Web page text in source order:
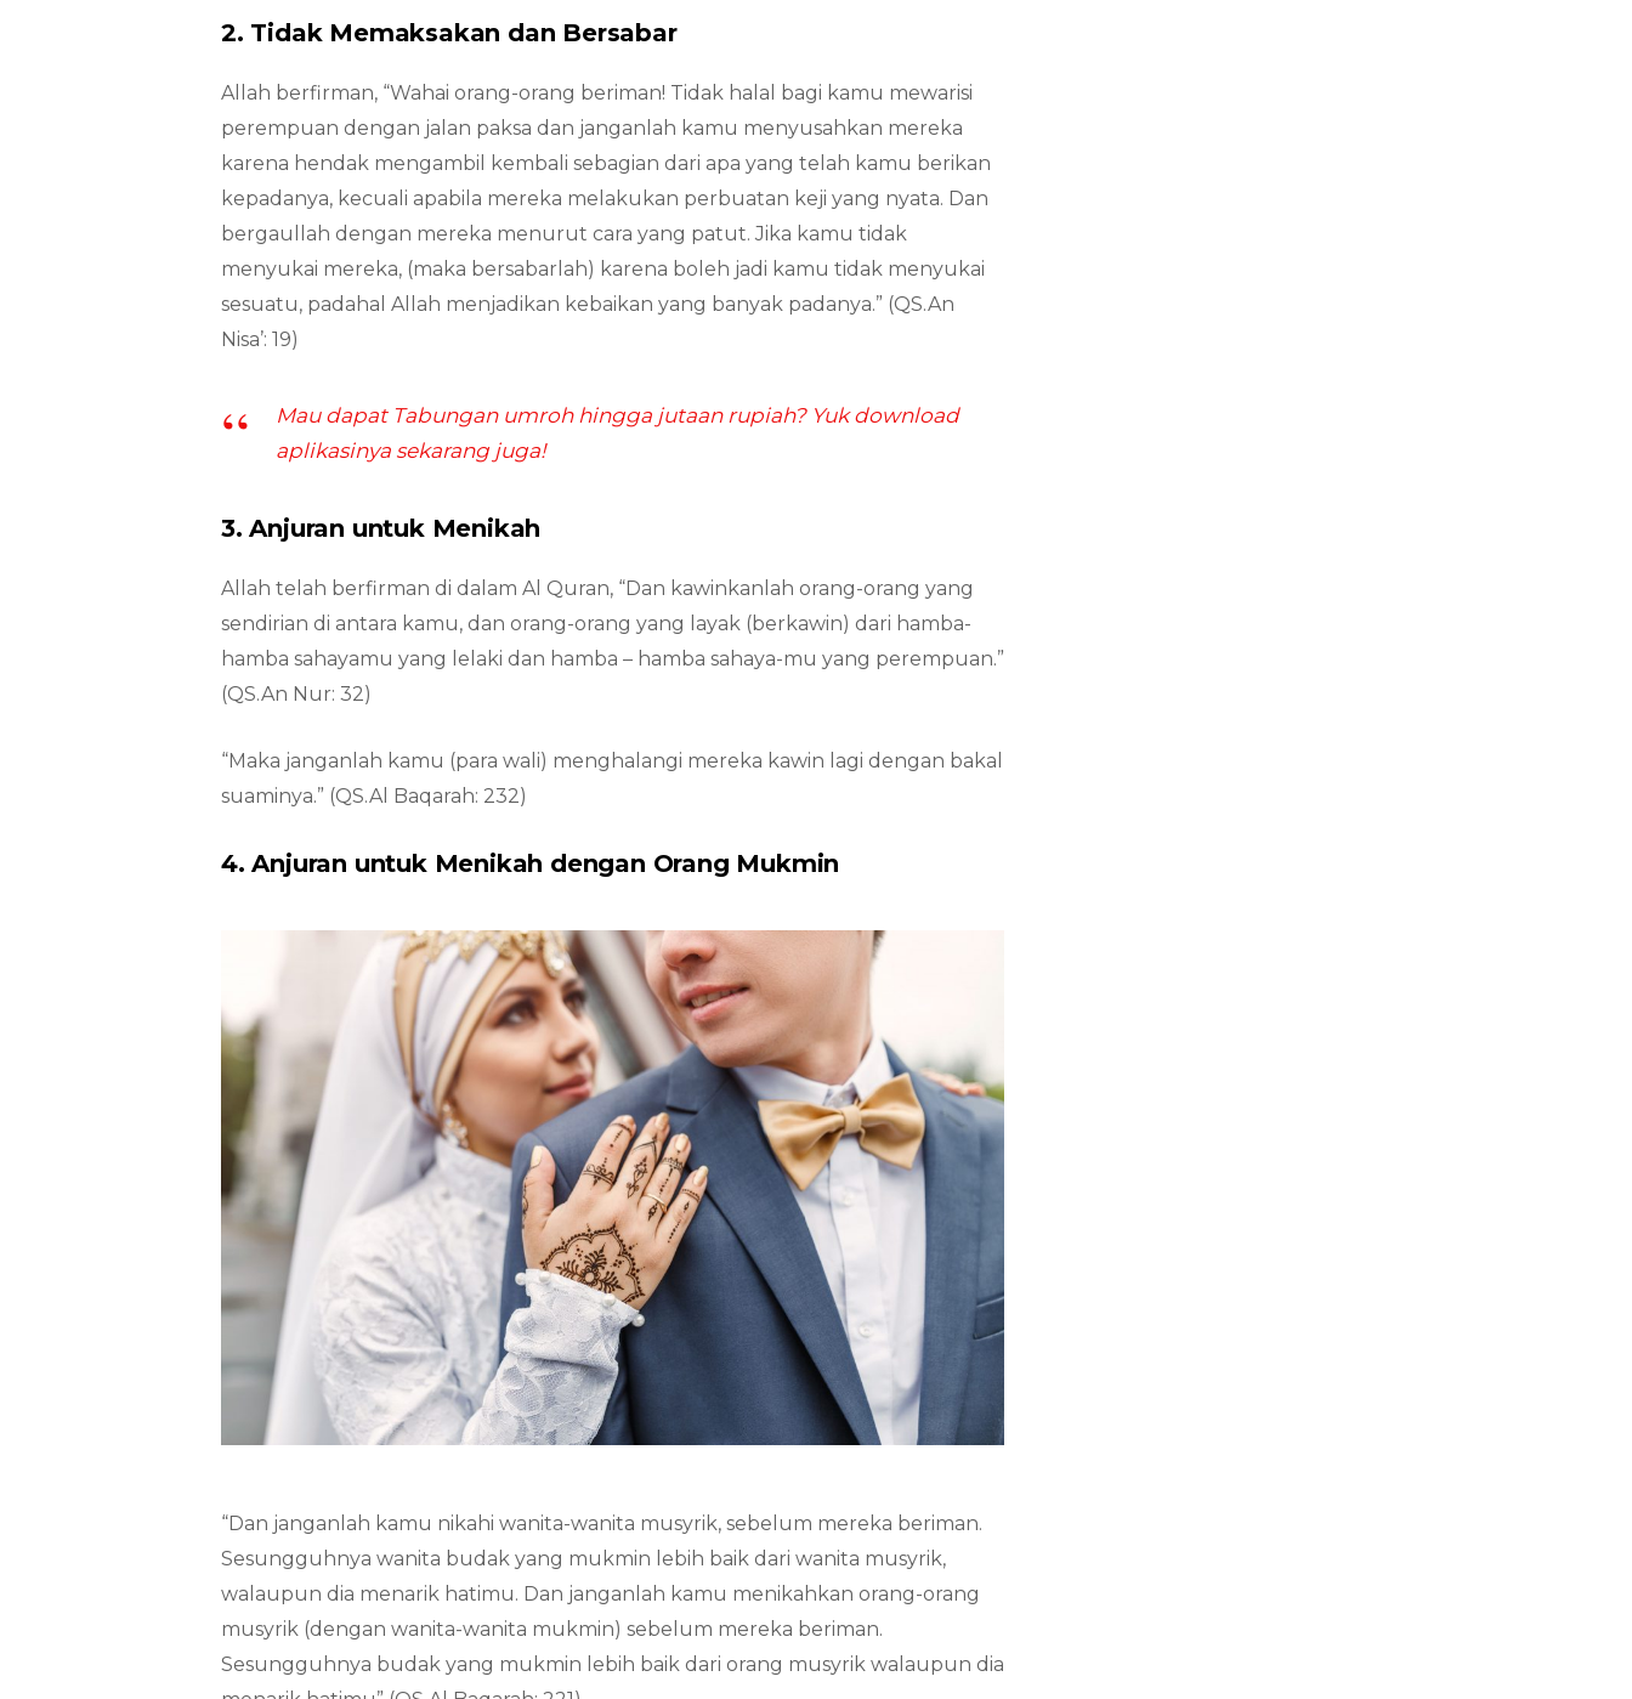
2. Tidak Memaksakan dan Bersabar
Allah berfirman, “Wahai orang-orang beriman! Tidak halal bagi kamu mewarisi
perempuan dengan jalan paksa dan janganlah kamu menyusahkan mereka
karena hendak mengambil kembali sebagian dari apa yang telah kamu berikan
kepadanya, kecuali apabila mereka melakukan perbuatan keji yang nyata. Dan
bergaullah dengan mereka menurut cara yang patut. Jika kamu tidak
menyukai mereka, (maka bersabarlah) karena boleh jadi kamu tidak menyukai
sesuatu, padahal Allah menjadikan kebaikan yang banyak padanya.” (QS.An
Nisa’: 19)
Mau dapat Tabungan umroh hingga jutaan rupiah? Yuk download
aplikasinya sekarang juga!
3. Anjuran untuk Menikah
Allah telah berfirman di dalam Al Quran, “Dan kawinkanlah orang-orang yang
sendirian di antara kamu, dan orang-orang yang layak (berkawin) dari hamba-
hamba sahayamu yang lelaki dan hamba – hamba sahaya-mu yang perempuan.”
(QS.An Nur: 32)
“Maka janganlah kamu (para wali) menghalangi mereka kawin lagi dengan bakal
suaminya.” (QS.Al Baqarah: 232)
4. Anjuran untuk Menikah dengan Orang Mukmin
“Dan janganlah kamu nikahi wanita-wanita musyrik, sebelum mereka beriman.
Sesungguhnya wanita budak yang mukmin lebih baik dari wanita musyrik,
walaupun dia menarik hatimu. Dan janganlah kamu menikahkan orang-orang
musyrik (dengan wanita-wanita mukmin) sebelum mereka beriman.
Sesungguhnya budak yang mukmin lebih baik dari orang musyrik walaupun dia